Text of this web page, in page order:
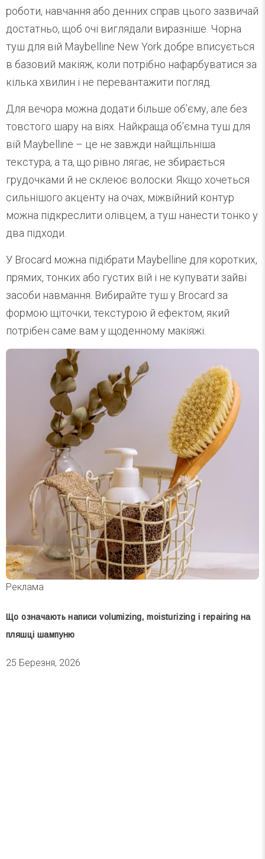
роботи, навчання або денних справ цього зазвичай
достатньо, щоб очі виглядали виразніше. Чорна
туш для вій Maybelline New York добре вписується
в базовий макіяж, коли потрібно нафарбуватися за
кілька хвилин і не перевантажити погляд.
Для вечора можна додати більше об’єму, але без
товстого шару на віях. Найкраща об’ємна туш для
вій Maybelline – це не завжди найщільніша
текстура, а та, що рівно лягає, не збирається
грудочками й не склеює волоски. Якщо хочеться
сильнішого акценту на очах, міжвійний контур
можна підкреслити олівцем, а туш нанести тонко у
два підходи.
У Brocard можна підібрати Maybelline для коротких,
прямих, тонких або густих вій і не купувати зайві
засоби навмання. Вибирайте туш у Brocard за
формою щіточки, текстурою й ефектом, який
потрібен саме вам у щоденному макіяжі.
Реклама
Що означають написи volumizing, moisturizing і repairing на
пляшці шампуню
25 Березня, 2026